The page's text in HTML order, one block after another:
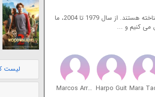
به مدت 25 سال، در یک کلوپ شبانه بزرگ، یک مرد و یک زن منتظر یک رویداد ناشناخته هستند. از سال 1979 تا 2004، ما
می کنیم و ...
Mara
Harpo Guit
Marcos Arriola
لیست